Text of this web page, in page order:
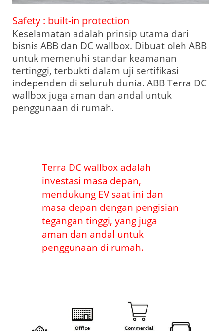
Safety : built-in protection
Keselamatan adalah prinsip utama dari
bisnis ABB dan DC wallbox. Dibuat oleh ABB
untuk memenuhi standar keamanan
tertinggi, terbukti dalam uji sertifikasi
independen di seluruh dunia. ABB Terra DC
wallbox juga aman dan andal untuk
penggunaan di rumah.
Terra DC wallbox adalah
investasi masa depan,
mendukung EV saat ini dan
masa depan dengan pengisian
tegangan tinggi, yang juga
aman dan andal untuk
penggunaan di rumah.